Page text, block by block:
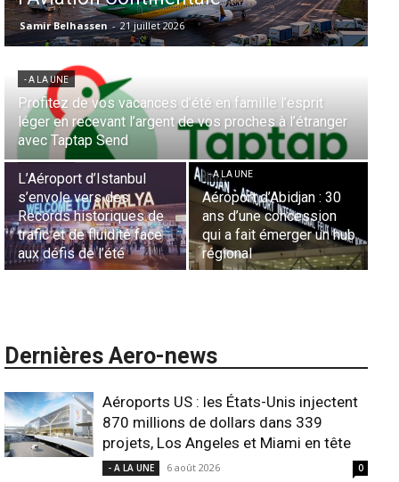
Samir Belhassen - 6 août 2026
- A LA UNE
Aérien & Stratégie : Comment Royal Air
la diaspora européenne le moteur de son hub
Casablanca
- A LA UNE
Sécurité des frontières
aériennes en Afrique :
L’appel urgent à
l’harmonisation globale
- A LA UNE
Nominations :
Essid à la tête
France en
Lionel Rault aux
commandes de
ANSCO
l’esprit
à l’étranger
: 30
un hub
Dernières Aero-news
Aéroports US : les États-Unis injectent
870 millions de dollars dans 339
projets, Los Angeles et Miami en tête
- A LA UNE 6 août 2026 0